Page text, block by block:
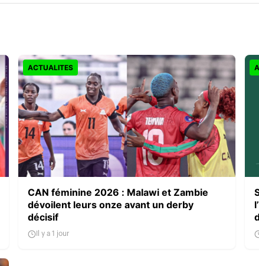
ACTUALITES
CAN féminine 2026 : Malawi et Zambie
dévoilent leurs onze avant un derby
décisif
Il y a 1 jour